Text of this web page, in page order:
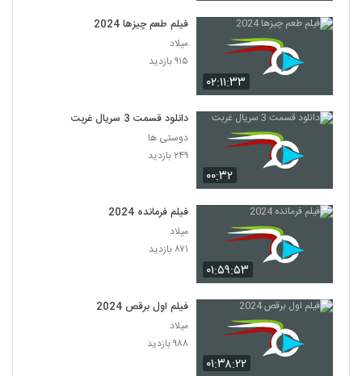
۰۲:۱۱:۳۳
فیلم طعم چیزها 2024
میلاد
۹۱۵ بازدید
۰۰:۳۲
دانلود قسمت 3 سریال غربت
دوستی ها
۲۴۹ بازدید
۰۱:۵۹:۵۳
فیلم فرمانده 2024
میلاد
۸۷۱ بازدید
۰۱:۳۸:۲۲
فیلم اول برقص 2024
میلاد
۹۸۸ بازدید